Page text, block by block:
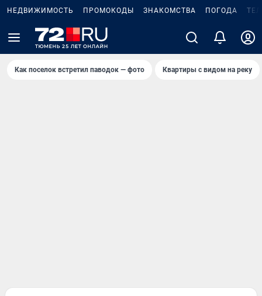
НЕДВИЖИМОСТЬ ПРОМОКОДЫ ЗНАКОМСТВА ПОГОДА
Как поселок встретил паводок — фото Квартиры с видом на реку